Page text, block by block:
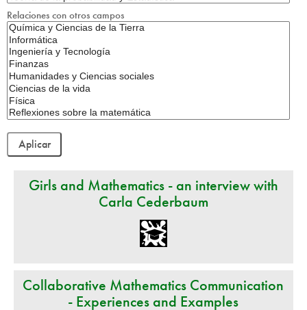
Relaciones con otros campos
Girls and Mathematics - an interview with
Carla Cederbaum
Collaborative Mathematics Communication
- Experiences and Examples